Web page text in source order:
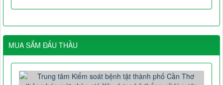
MUA SẮM ĐẤU THẦU